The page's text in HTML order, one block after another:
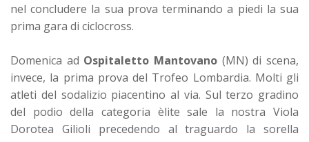
nel concludere la sua prova terminando a piedi la sua
prima gara di ciclocross.
Domenica ad Ospitaletto Mantovano (MN) di scena,
invece, la prima prova del Trofeo Lombardia. Molti gli
atleti del sodalizio piacentino al via. Sul terzo gradino
del podio della categoria èlite sale la nostra Viola
Dorotea Gilioli precedendo al traguardo la sorella